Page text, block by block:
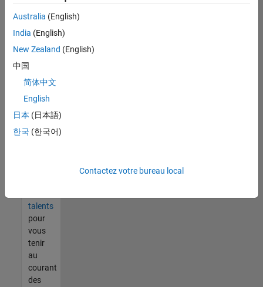
malgré
tout
vous
trouvez
pas
d'offre
corresponde
à vos
talents
pour
vous
tenir
au
courant
des
Australia (English)
India (English)
New Zealand (English)
中国
简体中文
English
日本 (日本語)
한국 (한국어)
Contactez votre bureau local